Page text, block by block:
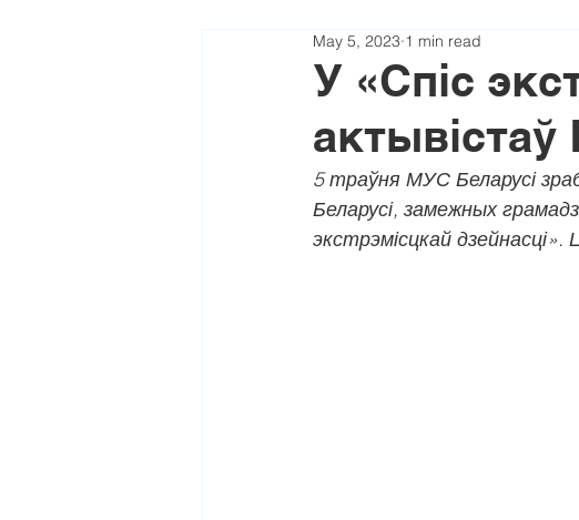
У «Спіс
May 5, 2023 1 min read
5 траўня МУС Беларусі
Беларусі, замежных
экстрэмісцкай дзейнасці».